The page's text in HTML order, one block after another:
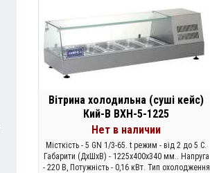
Вітрина холодильна (суші кейс)
Кий-В ВХН-5-1225
Нет в наличии
Місткість - 5 GN 1/3-65. t режим - від 2 до 5 С.
Габарити (ДхШхВ) - 1225х400х340 мм.. Напруга
- 220 В, Потужність - 0,16 кВт. Тип охолодження